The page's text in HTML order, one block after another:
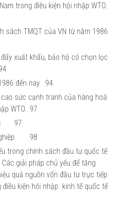
trong điều kiện hội nhập WTO.
sách TMQT của VN từ năm 1986
xuất khẩu, bảo hộ có chọn lọc
đến nay
94
sức cạnh tranh của hàng hoá
WTO. 97
97
98
trong chính sách đầu tư quốc tế
giải pháp chủ yếu để tăng
quả nguồn vốn đầu tư trực tiếp
kiện hôi nhập kinh tế quốc tế